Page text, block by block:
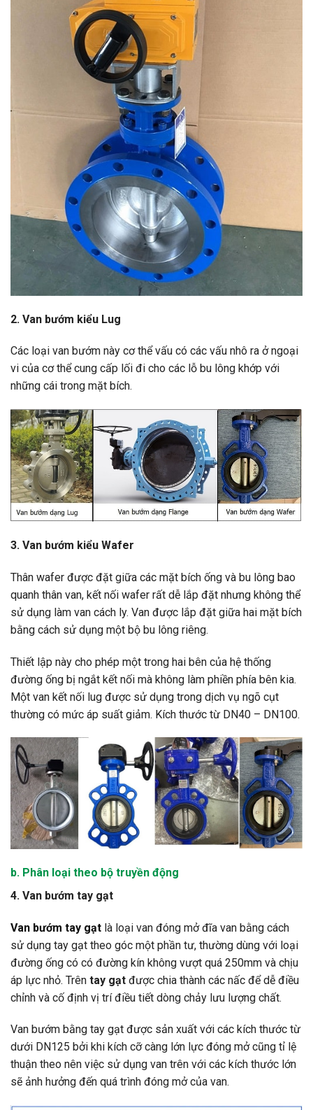
2. Van bướm kiểu Lug
Các loại van bướm này cơ thể vấu có các vấu nhô ra ở ngoại
vi của cơ thể cung cấp lối đi cho các lỗ bu lông khớp với
những cái trong mặt bích.
3. Van bướm kiểu Wafer
Thân wafer được đặt giữa các mặt bích ống và bu lông bao
quanh thân van, kết nối wafer rất dễ lắp đặt nhưng không thể
sử dụng làm van cách ly. Van được lắp đặt giữa hai mặt bích
bằng cách sử dụng một bộ bu lông riêng.
Thiết lập này cho phép một trong hai bên của hệ thống
đường ống bị ngắt kết nối mà không làm phiền phía bên kia.
Một van kết nối lug được sử dụng trong dịch vụ ngõ cụt
thường có mức áp suất giảm. Kích thước từ DN40 – DN100.
b. Phân loại theo bộ truyền động
4. Van bướm tay gạt
Van bướm tay gạt là loại van đóng mở đĩa van bằng cách
sử dụng tay gạt theo góc một phần tư, thường dùng với loại
đường ống có có đường kín không vượt quá 250mm và chịu
áp lực nhỏ. Trên tay gạt được chia thành các nấc để dễ điều
chỉnh và cố định vị trí điều tiết dòng chảy lưu lượng chất.
Van bướm bằng tay gạt được sản xuất với các kích thước từ
dưới DN125 bởi khi kích cỡ càng lớn lực đóng mở cũng tỉ lệ
thuận theo nên việc sử dụng van trên với các kích thước lớn
sẽ ảnh hưởng đến quá trình đóng mở của van.